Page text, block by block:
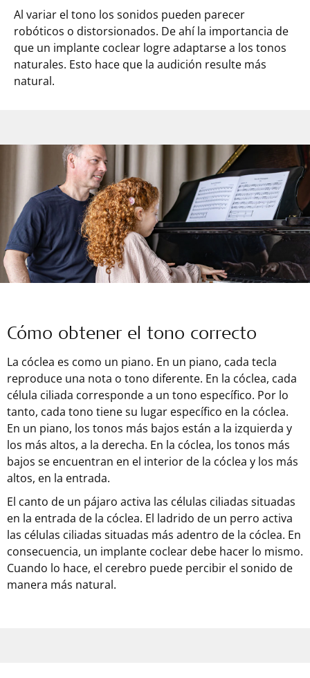
Al variar el tono los sonidos pueden parecer
robóticos o distorsionados. De ahí la importancia de
que un implante coclear logre adaptarse a los tonos
naturales. Esto hace que la audición resulte más
natural.
Cómo obtener el tono correcto
La cóclea es como un piano. En un piano, cada tecla
reproduce una nota o tono diferente. En la cóclea, cada
célula ciliada corresponde a un tono específico. Por lo
tanto, cada tono tiene su lugar específico en la cóclea.
En un piano, los tonos más bajos están a la izquierda y
los más altos, a la derecha. En la cóclea, los tonos más
bajos se encuentran en el interior de la cóclea y los más
altos, en la entrada.
El canto de un pájaro activa las células ciliadas situadas
en la entrada de la cóclea. El ladrido de un perro activa
las células ciliadas situadas más adentro de la cóclea. En
consecuencia, un implante coclear debe hacer lo mismo.
Cuando lo hace, el cerebro puede percibir el sonido de
manera más natural.